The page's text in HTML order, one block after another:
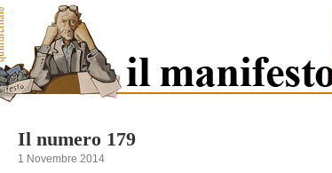
Il numero 179
1 Novembre 2014